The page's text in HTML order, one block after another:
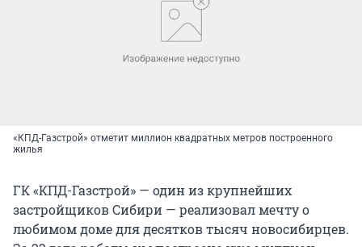
«КПД-Газстрой» отметит миллион квадратных метров построенного
жилья
ГК «КПД-Газстрой» — один из крупнейших
застройщиков Сибири — реализовал мечту о
любимом доме для десятков тысяч новосибирцев.